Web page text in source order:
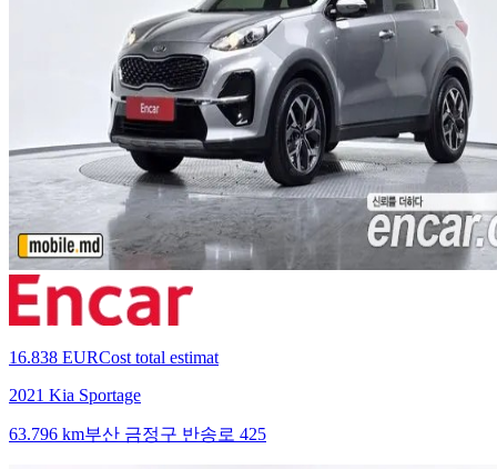
16.838 EURCost total estimat
2021 Kia Sportage
63.796 km부산 금정구 반송로 425